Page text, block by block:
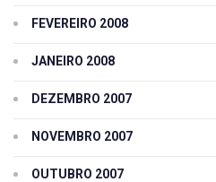
FEVEREIRO 2008
JANEIRO 2008
DEZEMBRO 2007
NOVEMBRO 2007
OUTUBRO 2007